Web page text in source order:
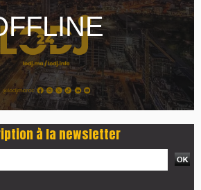
à la newsletter